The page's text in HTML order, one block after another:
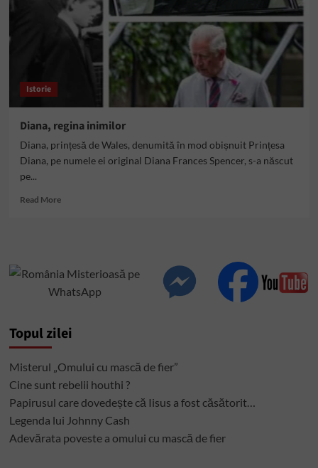
Istorie
Diana, regina inimilor
Diana, prințesă de Wales, denumită în mod obișnuit Prințesa
Diana, pe numele ei original Diana Frances Spencer, s-a născut
pe...
Read MoreRead
Topul zilei
Misterul „Omului cu mască de fier”
Cine sunt rebelii houthi ?
Papirusul care dovedește că Iisus a fost căsătorit…
Legenda lui Johnny Cash
Adevărata poveste a omului cu mască de fier